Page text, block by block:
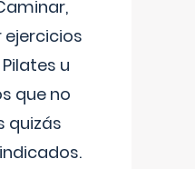
ejercicios
u
que no
quizás